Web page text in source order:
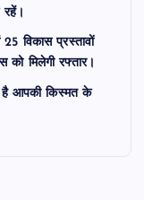
रहें।
विकास प्रस्तावों
को मिलेगी रफ्तार।
आपकी किस्मत के